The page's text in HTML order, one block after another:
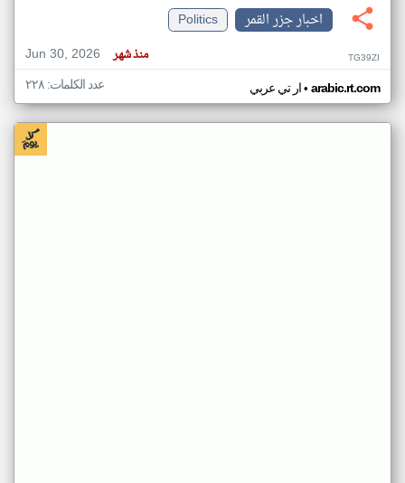
اخبار جزر القمر
Politics
Jun 30, 2026
منذ شهر TG39ZI
ار تي عربي• arabic.rt.com عدد الكلمات: ٢٢٨